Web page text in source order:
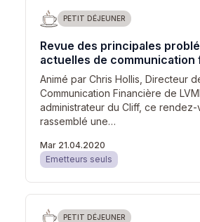
PETIT DÉJEUNER
Revue des principales
actuelles de communication
Animé par Chris Hollis, Directeur
Communication Financière de
administrateur du Cliff, ce rendez-
rassemblé une…
Mar 21.04.2020
Emetteurs seuls
PETIT DÉJEUNER